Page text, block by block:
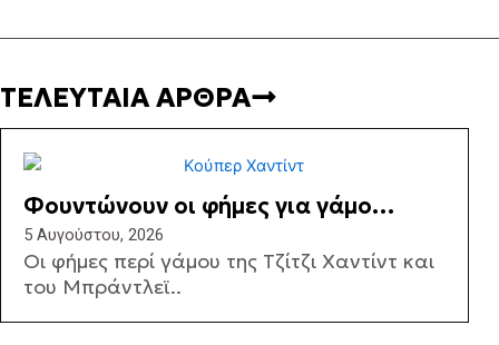
ΤΕΛΕΥΤΑΙΑ ΑΡΘΡΑ
Φουντώνουν οι φήμες για γάμο
μεταξύ Μπράντλεϊ Κούπερ και η
Τζίτζι Χαντίντ – Η εμφάνιση που
άναψε φωτιές (ΒΙΝΤΕΟ)
5 Αυγούστου, 2026
Οι φήμες περί γάμου της Τζίτζι Χαντίντ και
του Μπράντλεϊ..